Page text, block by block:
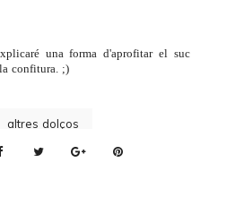
una forma d'aprofitar el suc
confitura. ;)
altres dolços